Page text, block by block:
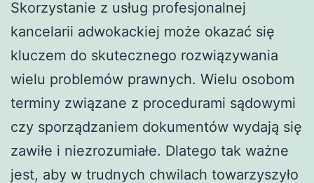
Skorzystanie z usług profesjonalnej
kancelarii adwokackiej może okazać się
kluczem do skutecznego rozwiązywania
wielu problemów prawnych. Wielu osobom
terminy związane z procedurami sądowymi
czy sporządzaniem dokumentów wydają się
zawiłe i niezrozumiałe. Dlatego tak ważne
jest, aby w trudnych chwilach towarzyszyło